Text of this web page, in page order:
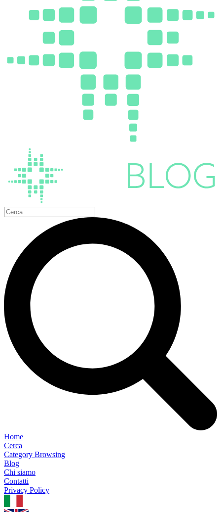
Home
Cerca
Category Browsing
Blog
Chi siamo
Contatti
Privacy Policy